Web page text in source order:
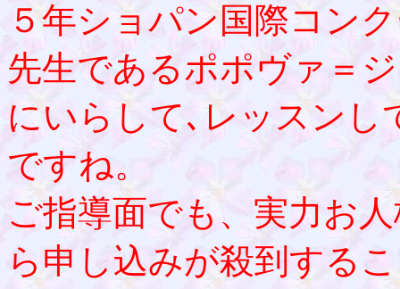
５年ショパン国際コン
先生であるポポヴァ＝
にいらして､レッスンし
ですね。
ご指導面でも、実力お
ら申し込みが殺到する